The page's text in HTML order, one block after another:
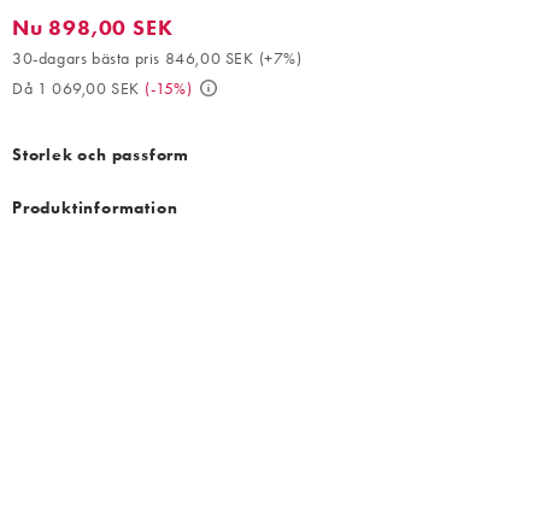
Nu 898,00 SEK. 30-dagars bästa pris 846,00 SEK (+7%). Då 1
Nu 898,00 SEK
30-dagars bästa pris 846,00 SEK (+7%)
Då 1 069,00 SEK (-15%)
Storlek och passform
Produktinformation